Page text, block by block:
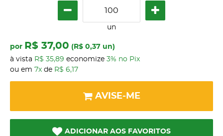
un
por R$ 37,00 ( R$ 0,37 un)
à vista R$ 35,89 economize 3% no Pix
ou em 7x de R$ 6,17
AVISE-ME
ADICIONAR AOS FAVORITOS